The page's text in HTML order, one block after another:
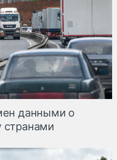
данными о
странами